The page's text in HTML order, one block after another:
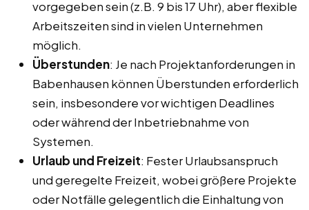
vorgegeben sein (z.B. 9 bis 17 Uhr), aber flexible
Arbeitszeiten sind in vielen Unternehmen
möglich.
Überstunden: Je nach Projektanforderungen in
Babenhausen können Überstunden erforderlich
sein, insbesondere vor wichtigen Deadlines
oder während der Inbetriebnahme von
Systemen.
Urlaub und Freizeit: Fester Urlaubsanspruch
und geregelte Freizeit, wobei größere Projekte
oder Notfälle gelegentlich die Einhaltung von